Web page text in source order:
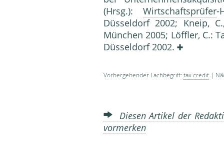
(Hrsg.): Wirtschaftsprüfer-
Düsseldorf 2002; Kneip,
München 2005; Löffler, C.:
Düsseldorf 2002.
Vorhergehender Fachbegriff: tax credit |
Diesen Artikel der
vormerken